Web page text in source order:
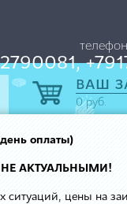
ВАШ
0руб.
оплаты)
АКТУАЛЬНЫМИ!
ситуаций, цены на